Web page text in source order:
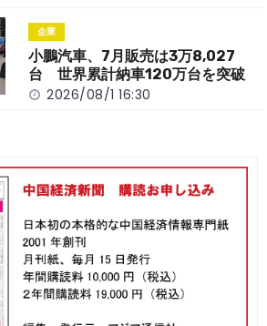
企業
小鵬汽車、7月販売は3万8,027
台 世界累計納車120万台を突破
2026/08/1 16:30